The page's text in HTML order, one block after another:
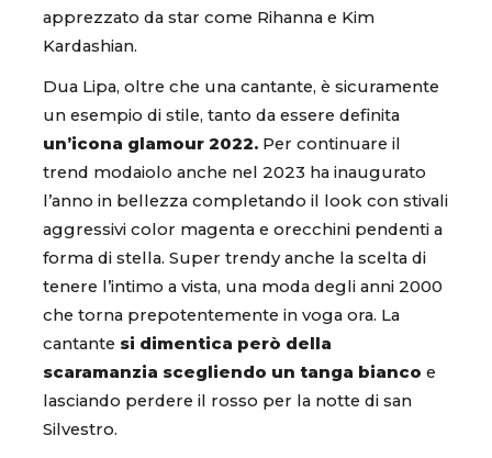
apprezzato da star come Rihanna e Kim
Kardashian.
Dua Lipa, oltre che una cantante, è sicuramente
un esempio di stile, tanto da essere definita
un’icona glamour 2022. Per continuare il
trend modaiolo anche nel 2023 ha inaugurato
l’anno in bellezza completando il look con stivali
aggressivi color magenta e orecchini pendenti a
forma di stella. Super trendy anche la scelta di
tenere l’intimo a vista, una moda degli anni 2000
che torna prepotentemente in voga ora. La
cantante si dimentica però della
scaramanzia scegliendo un tanga bianco e
lasciando perdere il rosso per la notte di san
Silvestro.